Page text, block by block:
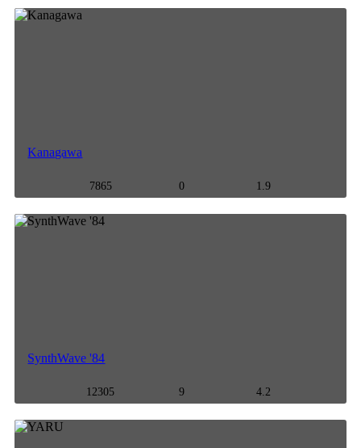
Kanagawa
7865 0 1.9
SynthWave '84
12305 9 4.2